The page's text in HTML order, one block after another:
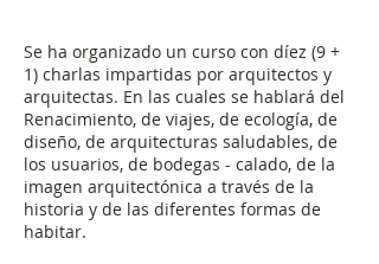
Se ha organizado un curso con díez (9 +
1) charlas impartidas por arquitectos y
arquitectas. En las cuales se hablará del
Renacimiento, de viajes, de ecología, de
diseño, de arquitecturas saludables, de
los usuarios, de bodegas - calado, de la
imagen arquitectónica a través de la
historia y de las diferentes formas de
habitar.